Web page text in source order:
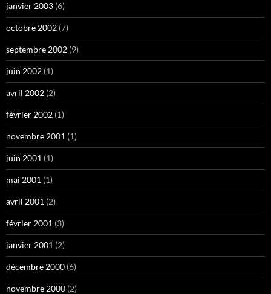
janvier 2003 (6)
octobre 2002 (7)
septembre 2002 (9)
juin 2002 (1)
avril 2002 (2)
février 2002 (1)
novembre 2001 (1)
juin 2001 (1)
mai 2001 (1)
avril 2001 (2)
février 2001 (3)
janvier 2001 (2)
décembre 2000 (6)
novembre 2000 (2)